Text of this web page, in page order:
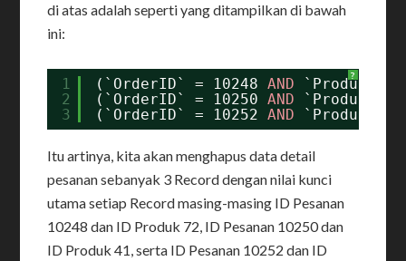
di atas adalah seperti yang ditampilkan di bawah
ini:
?
1
2
3
(`OrderID` = 10248 AND
(`OrderID` = 10250 AND
(`OrderID` = 10252 AND
Itu artinya, kita akan menghapus data detail
pesanan sebanyak 3 Record dengan nilai kunci
utama setiap Record masing-masing ID Pesanan
10248 dan ID Produk 72, ID Pesanan 10250 dan
ID Produk 41, serta ID Pesanan 10252 dan ID